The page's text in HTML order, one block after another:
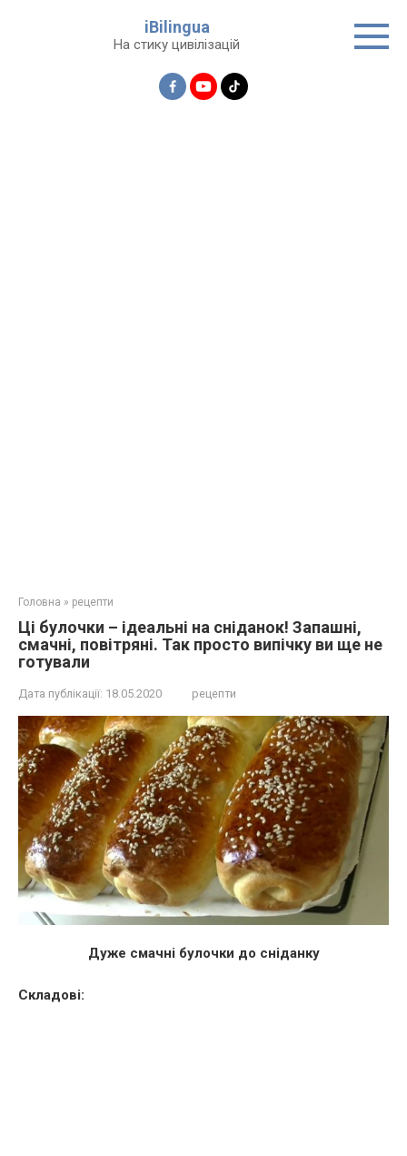
iBilingua
На стику цивілізацій
Головна » рецепти
Ці булочки – ідеальні на сніданок! Запашні,
смачні, повітряні. Так просто випічку ви ще не
готували
Дата публікації: 18.05.2020 рецепти
Дуже смачні булочки до сніданку
Складові: